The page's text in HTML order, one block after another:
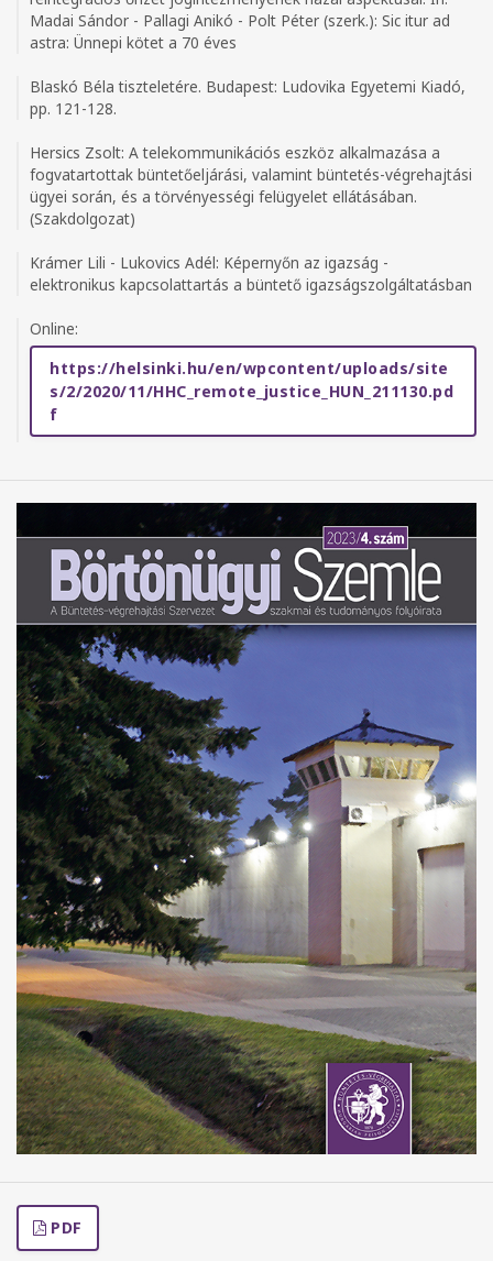
Madai Sándor - Pallagi Anikó - Polt Péter (szerk.): Sic itur ad
astra: Ünnepi kötet a 70 éves
Blaskó Béla tiszteletére. Budapest: Ludovika Egyetemi Kiadó,
pp. 121-128.
Hersics Zsolt: A telekommunikációs eszköz alkalmazása a
fogvatartottak büntetőeljárási, valamint büntetés-végrehajtási
ügyei során, és a törvényességi felügyelet ellátásában.
(Szakdolgozat)
Krámer Lili - Lukovics Adél: Képernyőn az igazság -
elektronikus kapcsolattartás a büntető igazságszolgáltatásban
Online:
https://helsinki.hu/en/wpcontent/uploads/site
s/2/2020/11/HHC_remote_justice_HUN_211130.pd
f
PDF